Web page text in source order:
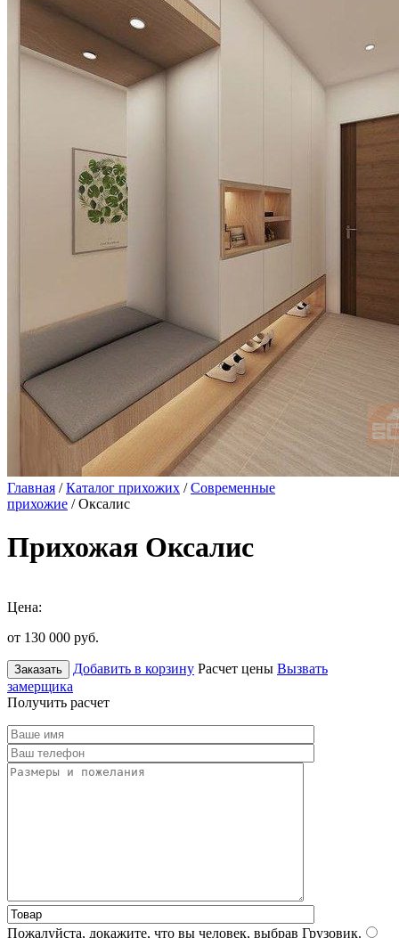
Главная /Каталог прихожих /Современные
прихожие / Оксалис
Прихожая Оксалис
Цена:
от 130 000 руб.
Заказать Добавить в корзину Расчет цены Вызвать
замерщика
Получить расчет
Пожалуйста, докажите, что вы человек, выбрав Грузовик.